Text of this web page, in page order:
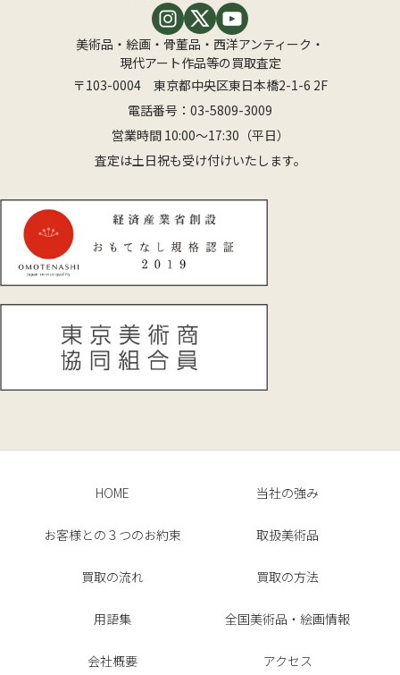
美術品・絵画・骨董品・西洋アンティーク・
現代アート作品等の買取査定
〒103-0004 東京都中央区東日本橋2-1-6 2F
電話番号： 03-5809-3009
営業時間 10:00〜17:30（平日）
査定は土日祝も受け付けいたします。
HOME 当社の強み
お客様との３つのお約束 取扱美術品
買取の流れ 買取の方法
用語集 全国美術品・絵画情報
会社概要 アクセス